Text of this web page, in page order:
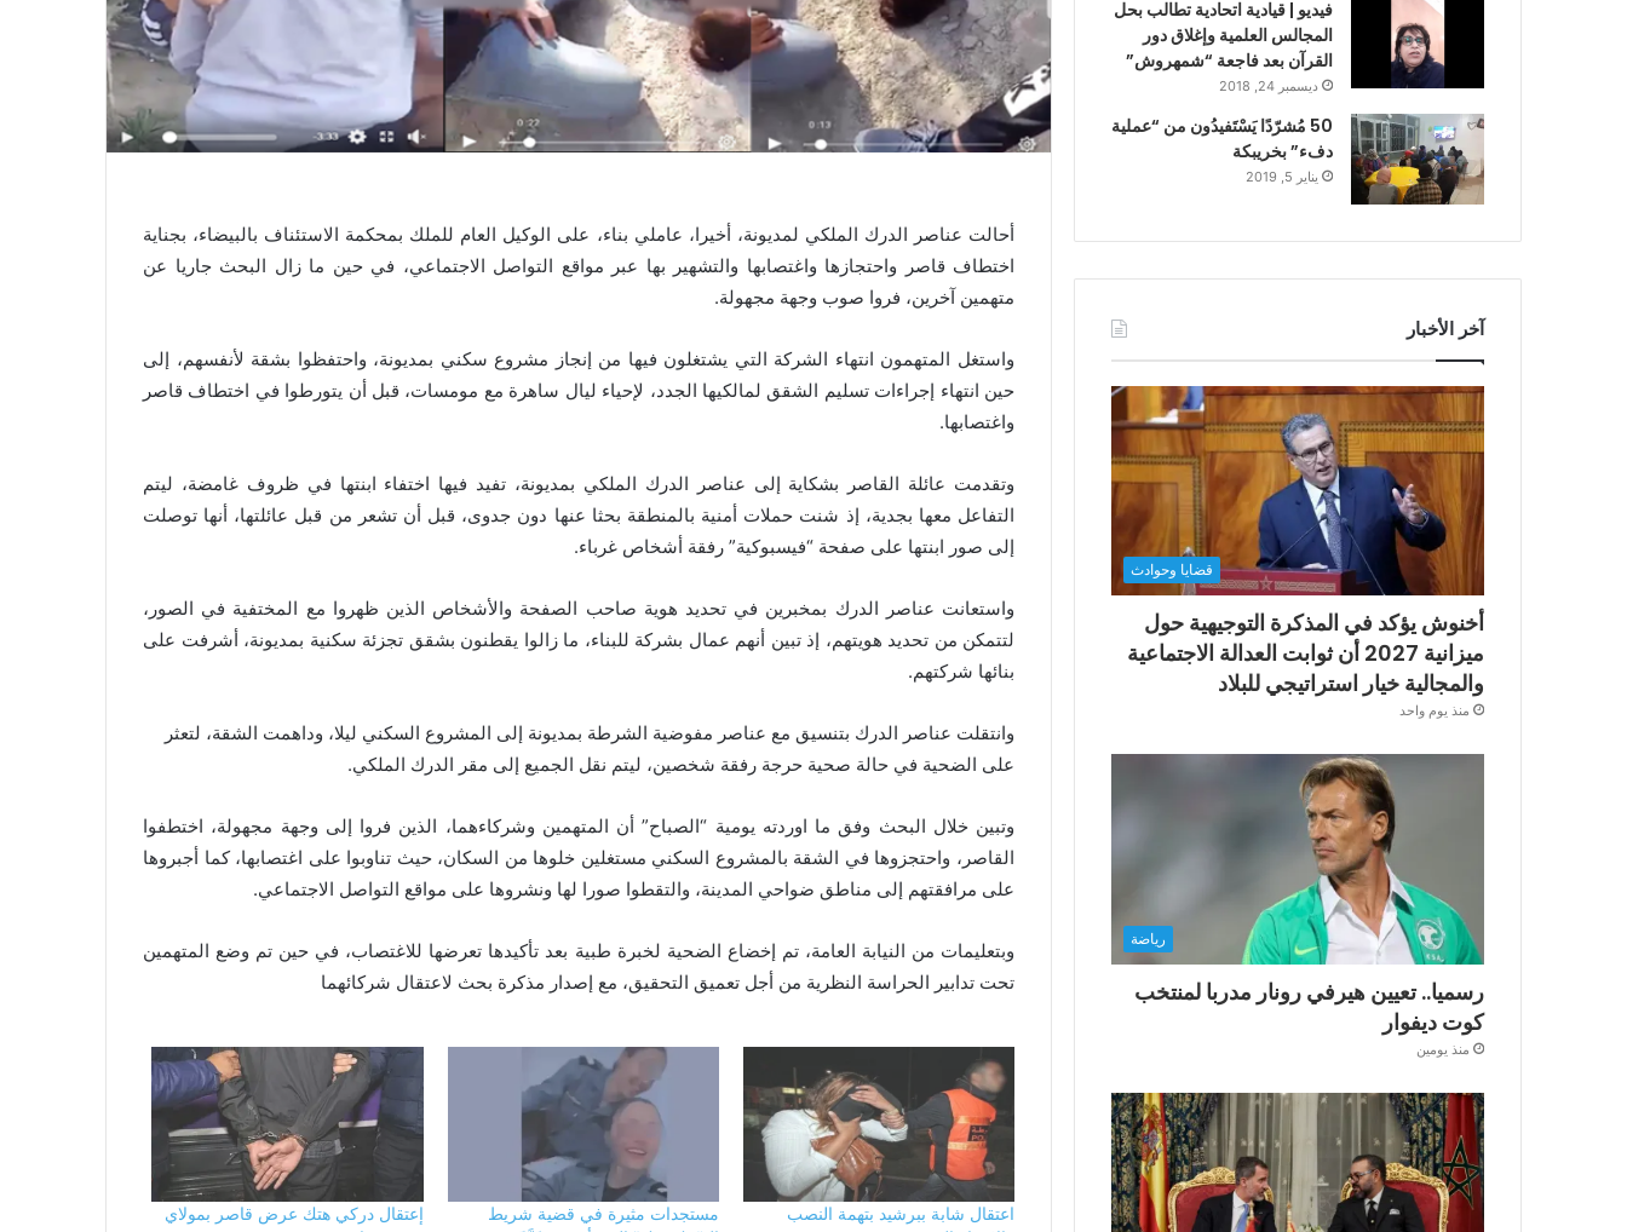
أحالت عناصر الدرك الملكي لمديونة، أخيرا، عاملي بناء، على الوكيل العام للملك بمحكمة الاستئناف بالبيضاء، بجناية
اختطاف قاصر واحتجازها واغتصابها والتشهير بها عبر مواقع التواصل الاجتماعي، في حين ما زال البحث جاريا عن
متهمين آخرين، فروا صوب وجهة مجهولة.
واستغل المتهمون انتهاء الشركة التي يشتغلون فيها من إنجاز مشروع سكني بمديونة، واحتفظوا بشقة لأنفسهم، إلى
حين انتهاء إجراءات تسليم الشقق لمالكيها الجدد، لإحياء ليال ساهرة مع مومسات، قبل أن يتورطوا في اختطاف قاصر
واغتصابها.
وتقدمت عائلة القاصر بشكاية إلى عناصر الدرك الملكي بمديونة، تفيد فيها اختفاء ابنتها في ظروف غامضة، ليتم
التفاعل معها بجدية، إذ شنت حملات أمنية بالمنطقة بحثا عنها دون جدوى، قبل أن تشعر من قبل عائلتها، أنها توصلت
إلى صور ابنتها على صفحة “فيسبوكية” رفقة أشخاص غرباء.
واستعانت عناصر الدرك بمخبرين في تحديد هوية صاحب الصفحة والأشخاص الذين ظهروا مع المختفية في الصور،
لتتمكن من تحديد هويتهم، إذ تبين أنهم عمال بشركة للبناء، ما زالوا يقطنون بشقق تجزئة سكنية بمديونة، أشرفت على
بنائها شركتهم.
وانتقلت عناصر الدرك بتنسيق مع عناصر مفوضية الشرطة بمديونة إلى المشروع السكني ليلا، وداهمت الشقة، لتعثر
على الضحية في حالة صحية حرجة رفقة شخصين، ليتم نقل الجميع إلى مقر الدرك الملكي.
وتبين خلال البحث وفق ما اوردته يومية “الصباح” أن المتهمين وشركاءهما، الذين فروا إلى وجهة مجهولة، اختطفوا
القاصر، واحتجزوها في الشقة بالمشروع السكني مستغلين خلوها من السكان، حيث تناوبوا على اغتصابها، كما أجبروها
على مرافقتهم إلى مناطق ضواحي المدينة، والتقطوا صورا لها ونشروها على مواقع التواصل الاجتماعي.
وبتعليمات من النيابة العامة، تم إخضاع الضحية لخبرة طبية بعد تأكيدها تعرضها للاغتصاب، في حين تم وضع المتهمين
تحت تدابير الحراسة النظرية من أجل تعميق التحقيق، مع إصدار مذكرة بحث لاعتقال شركائهما
اعتقال شابة ببرشيد بتهمة النصب
مستجدات مثيرة في قضية شريط
إعتقال دركي هتك عرض قاصر بمولاي
فيديو | قيادية اتحادية تطالب بحل
المجالس العلمية وإغلاق دور
القرآن بعد فاجعة “شمهروش”
ديسمبر 24, 2018
50 مُشرّدًا يَسْتَفيدُون من “عملية
دفء” بخريبكة
يناير 5, 2019
آخر الأخبار
قضايا وحوادث
أخنوش يؤكد في المذكرة التوجيهية حول
ميزانية 2027 أن ثوابت العدالة الاجتماعية
والمجالية خيار استراتيجي للبلاد
منذ يوم واحد
رياضة
رسميا.. تعيين هيرفي رونار مدربا لمنتخب
كوت ديفوار
منذ يومين